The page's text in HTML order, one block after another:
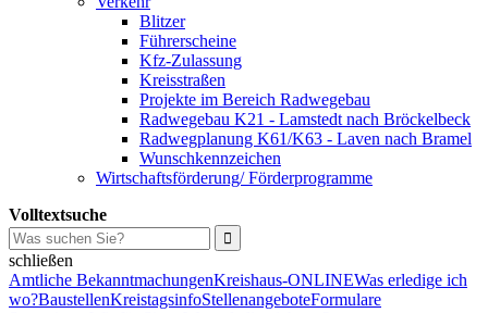
Blitzer
Führerscheine
Kfz-Zulassung
Kreisstraßen
Projekte im Bereich Radwegebau
Radwegebau K21 - Lamstedt nach Bröckelbeck
Radwegplanung K61/K63 - Laven nach Bramel
Wunschkennzeichen
Wirtschaftsförderung/ Förderprogramme
Volltextsuche
schließen
Amtliche BekanntmachungenKreishaus-ONLINEWas erledige ich
wo?BaustellenKreistagsinfoStellenangeboteFormulare